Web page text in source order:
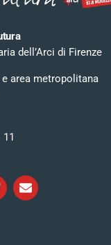
dell’Arci di Firenze
e area metropolitana
11